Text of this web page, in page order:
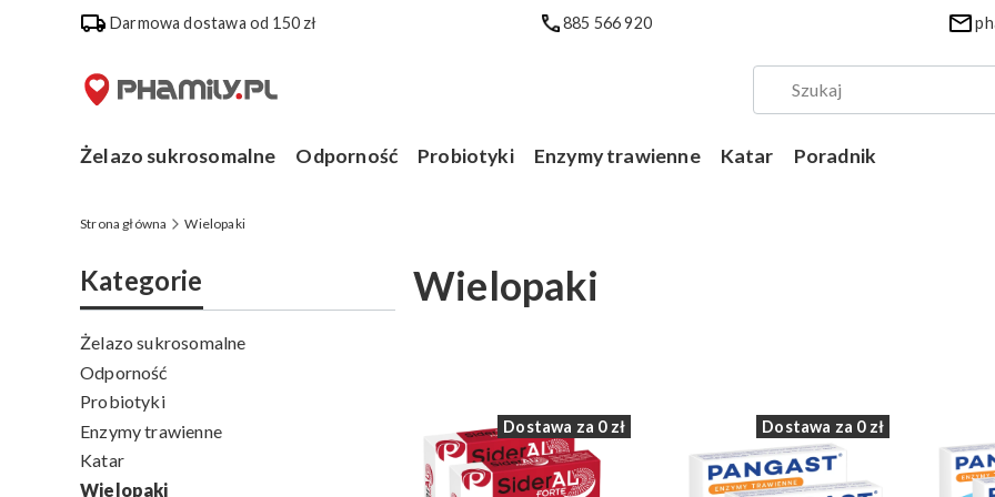
Darmowa dostawa od 150 zł 885 566 920
Żelazo sukrosomalne Odporność Probiotyki Enzymy trawienne Katar Poradnik
Strona główna Wielopaki
Kategorie
Żelazo sukrosomalne
Odporność
Probiotyki
Enzymy trawienne
Katar
Wielopaki
Wielopaki